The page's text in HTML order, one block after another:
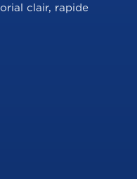
clair, rapide